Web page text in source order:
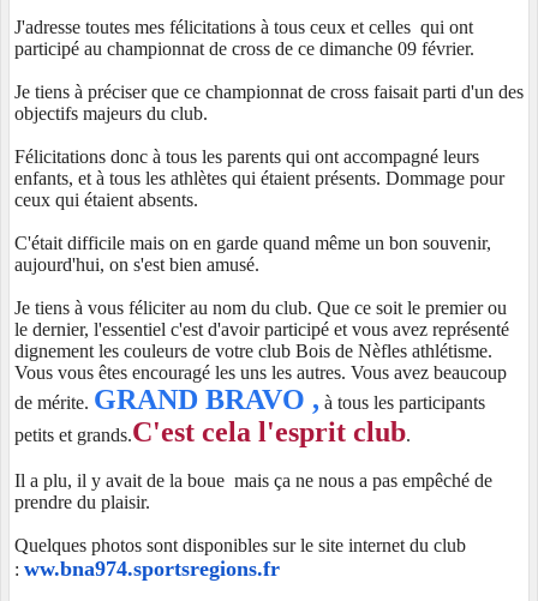
J'adresse toutes mes félicitations à tous ceux et celles qui ont
participé au championnat de cross de ce dimanche 09 février.
Je tiens à préciser que ce championnat de cross faisait parti d'un des
objectifs majeurs du club.
Félicitations donc à tous les parents qui ont accompagné leurs
enfants, et à tous les athlètes qui étaient présents. Dommage pour
ceux qui étaient absents.
C'était difficile mais on en garde quand même un bon souvenir,
aujourd'hui, on s'est bien amusé.
Je tiens à vous féliciter au nom du club. Que ce soit le premier ou
le dernier, l'essentiel c'est d'avoir participé et vous avez représenté
dignement les couleurs de votre club Bois de Nèfles athlétisme.
Vous vous êtes encouragé les uns les autres. Vous avez beaucoup
de mérite. GRAND BRAVO , à tous les participants
petits et grands.C'est cela l'esprit club.
Il a plu, il y avait de la boue mais ça ne nous a pas empêché de
prendre du plaisir.
Quelques photos sont disponibles sur le site internet du club
: ww.bna974.sportsregions.fr